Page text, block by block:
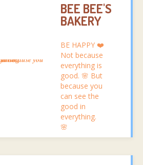
BEE BEE'S
BAKERY
BE HAPPY ❤️
Not because
everything is
good. 🌸 But
because you
can see the
good in
everything.
🌸